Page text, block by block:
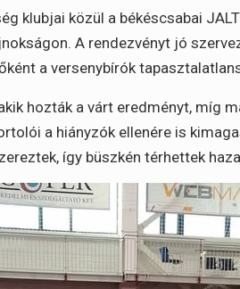
klubjai közül a békéscsabai
A rendezvényt jó
a versenybírók
hozták a várt eredményt, míg
a hiányzók ellenére is
így büszkén térhettek